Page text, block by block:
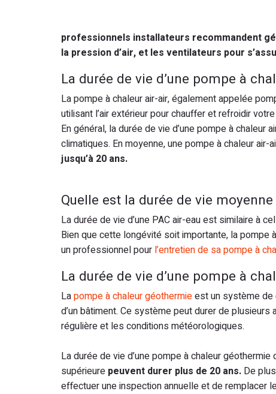
professionnels installateurs recommandent
la pression d’air, et les ventilateurs pour
La durée de vie d’une pompe à
La pompe à chaleur air-air, également appelée
utilisant l’air extérieur pour chauffer et refroidir
En général, la durée de vie d’une pompe à
climatiques. En moyenne, une pompe à chaleur air-
jusqu’à 20 ans.
Quelle est la durée de vie
La durée de vie d’une PAC air-eau est similaire à
Bien que cette longévité soit importante, la pompe
un professionnel pour l’entretien de sa pompe à
La durée de vie d’une pompe à
Lapompe à chaleur géothermieest un système de
d’un bâtiment. Ce système peut durer de
régulière et les conditions météorologiques.
La durée de vie d’une pompe à chaleur
supérieure peuvent durer plus de 20 ans. De
effectuer une inspection annuelle et de remplacer